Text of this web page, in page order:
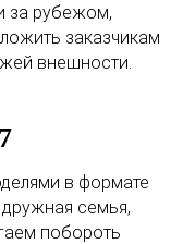
за рубежом,
заказчикам
внешности.
в формате
семья,
побороть